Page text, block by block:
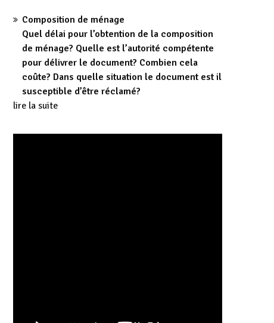
Composition de ménage
Quel délai pour l’obtention de la composition
de ménage? Quelle est l’autorité compétente
pour délivrer le document? Combien cela
coûte? Dans quelle situation le document est il
susceptible d’être réclamé?
lire la suite